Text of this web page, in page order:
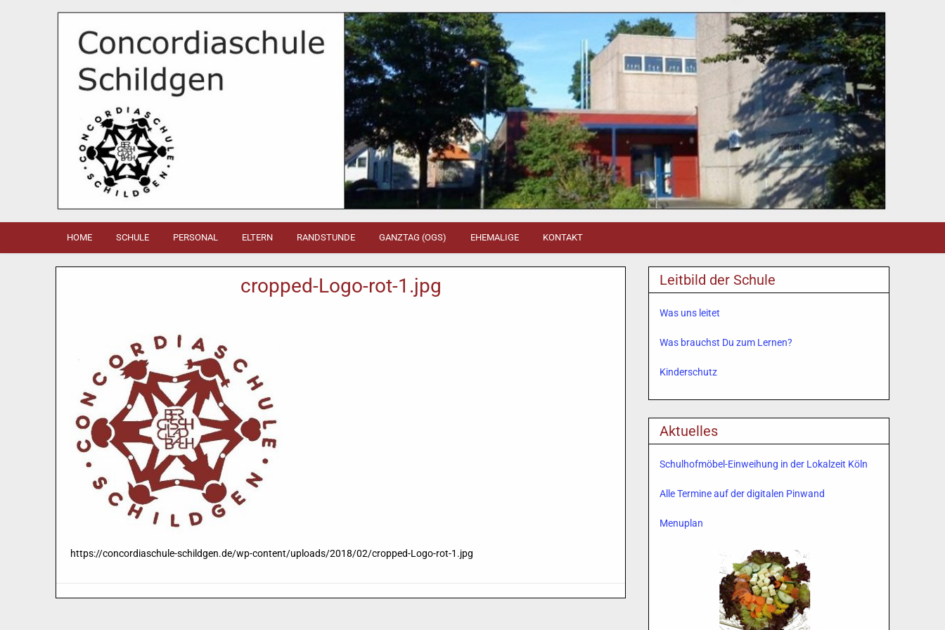
HOME SCHULE PERSONAL ELTERN RANDSTUNDE GANZTAG (OGS) EHEMALIGE KONTAKT
cropped-Logo-rot-1.jpg
https://concordiaschule-schildgen.de/wp-content/uploads/2018/02/cropped-Logo-rot-1.jpg
Leitbild der Schule
Was uns leitet
Was brauchst Du zum Lernen?
Kinderschutz
Aktuelles
Schulhofmöbel-Einweihung in der Lokalzeit Köln
Alle Termine auf der digitalen Pinwand
Menuplan